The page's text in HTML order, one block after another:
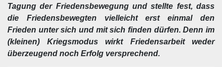
Tagung der Friedensbewegung und stellte fest, dass
die Friedensbewegten vielleicht erst einmal den
Frieden unter sich und mit sich finden dürfen. Denn im
(kleinen) Kriegsmodus wirkt Friedensarbeit weder
überzeugend noch Erfolg versprechend.